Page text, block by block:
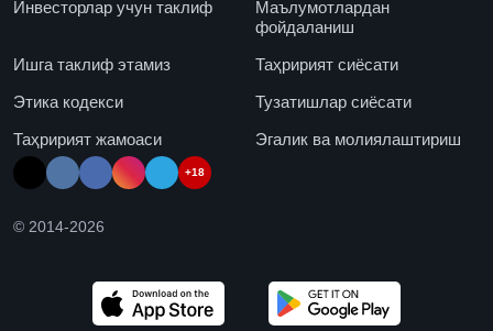
Инвесторлар учун таклиф
Маълумотлардан
фойдаланиш
Ишга таклиф этамиз
Таҳририят сиёсати
Этика кодекси
Тузатишлар сиёсати
Таҳририят жамоаси
Эгалик ва молиялаштириш
+18
© 2014-2026